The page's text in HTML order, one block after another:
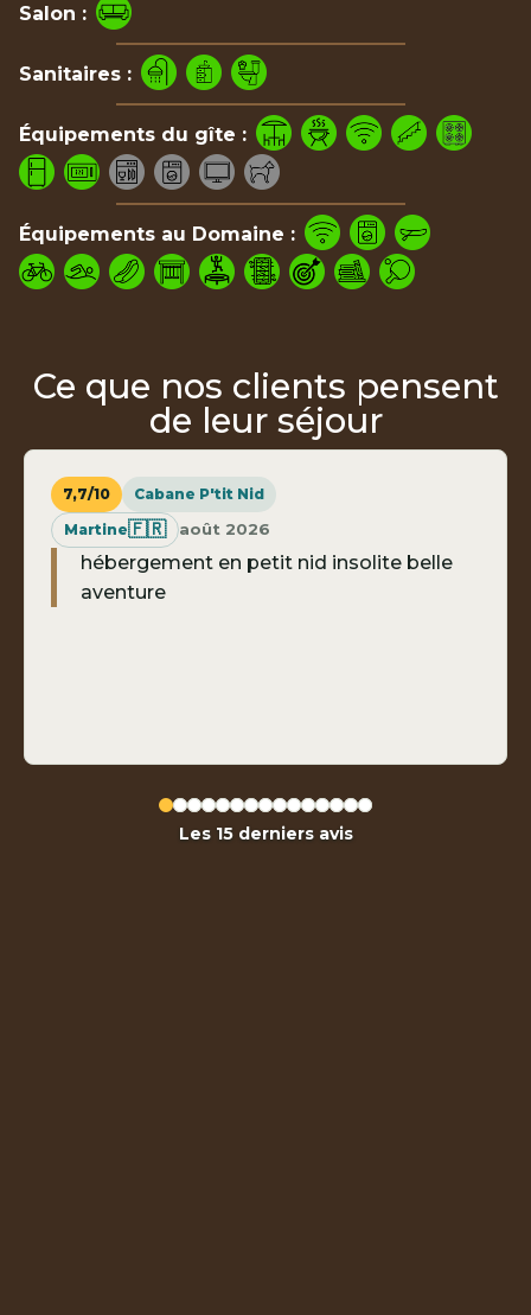
Salon :
Sanitaires :
Équipements du gîte :
Équipements au Domaine :
Ce que nos clients pensent
de leur séjour
7,7/10
Cabane P'tit Nid
Martine🇫🇷 août 2026
hébergement en petit nid insolite belle
aventure
Les 15 derniers avis